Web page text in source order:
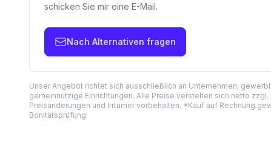
schicken Sie mir eine E-Mail.
Nach Alternativen fragen
Unser Angebot richtet sich ausschließlich an Unternehmen,
gemeinnützige Einrichtungen. Alle Preise verstehen sich netto
Preisänderungen und Irrtümer vorbehalten. *Kauf auf Rechnung
Bonitätsprüfung.